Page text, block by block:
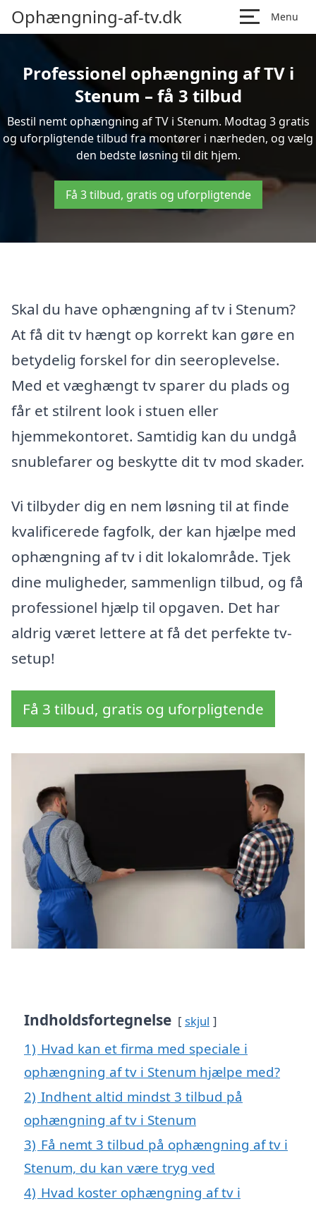
Ophængning-af-tv.dk Menu
Professionel ophængning af TV i
Stenum – få 3 tilbud
Bestil nemt ophængning af TV i Stenum. Modtag 3 gratis
og uforpligtende tilbud fra montører i nærheden, og vælg
den bedste løsning til dit hjem.
Få 3 tilbud, gratis og uforpligtende
Skal du have ophængning af tv i Stenum?
At få dit tv hængt op korrekt kan gøre en
betydelig forskel for din seeroplevelse.
Med et væghængt tv sparer du plads og
får et stilrent look i stuen eller
hjemmekontoret. Samtidig kan du undgå
snublefarer og beskytte dit tv mod skader.
Vi tilbyder dig en nem løsning til at finde
kvalificerede fagfolk, der kan hjælpe med
ophængning af tv i dit lokalområde. Tjek
dine muligheder, sammenlign tilbud, og få
professionel hjælp til opgaven. Det har
aldrig været lettere at få det perfekte tv-
setup!
Få 3 tilbud, gratis og uforpligtende
Indholdsfortegnelse skjul
1) Hvad kan et firma med speciale i
ophængning af tv i Stenum hjælpe med?
2) Indhent altid mindst 3 tilbud på
ophængning af tv i Stenum
3) Få nemt 3 tilbud på ophængning af tv i
Stenum, du kan være tryg ved
4) Hvad koster ophængning af tv i